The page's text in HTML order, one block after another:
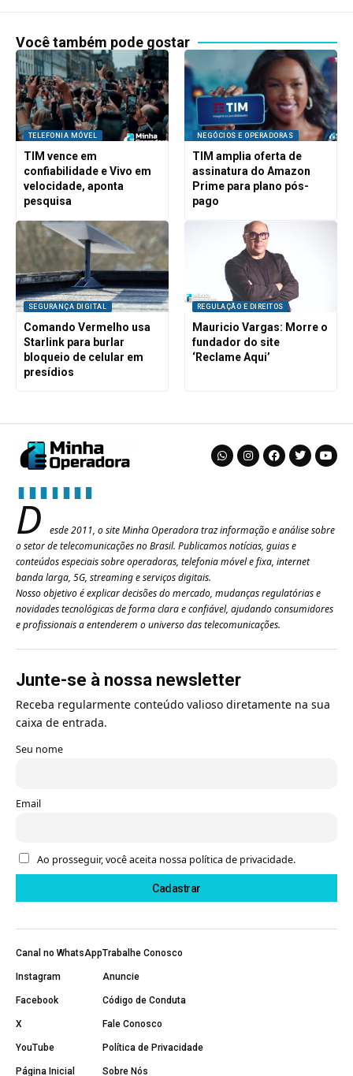
Você também pode gostar
TELEFONIA MÓVEL
TIM vence em
confiabilidade e Vivo em
velocidade, aponta
pesquisa
NEGÓCIOS E OPERADORAS
TIM amplia oferta de
assinatura do Amazon
Prime para plano pós-
pago
SEGURANÇA DIGITAL
Comando Vermelho usa
Starlink para burlar
bloqueio de celular em
presídios
REGULAÇÃO E DIREITOS
Mauricio Vargas: Morre o
fundador do site
‘Reclame Aqui’
D
esde 2011, o site Minha Operadora traz informação e análise sobre
o setor de telecomunicações no Brasil. Publicamos notícias, guias e
conteúdos especiais sobre operadoras, telefonia móvel e fixa, internet
banda larga, 5G, streaming e serviços digitais.
Nosso objetivo é explicar decisões do mercado, mudanças regulatórias e
novidades tecnológicas de forma clara e confiável, ajudando consumidores
e profissionais a entenderem o universo das telecomunicações.
Junte-se à nossa newsletter
Receba regularmente conteúdo valioso diretamente na sua
caixa de entrada.
Seu nome
Email
Ao prosseguir, você aceita nossa política de privacidade.
Canal no WhatsApp
Instagram
Facebook
X
YouTube
Página Inicial
Trabalhe Conosco
Anuncie
Código de Conduta
Fale Conosco
Política de Privacidade
Sobre Nós